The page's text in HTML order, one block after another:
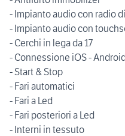
- Impianto audio con radio
- Impianto audio con
- Cerchi in lega da 17
- Connessione iOS -
- Start & Stop
- Fari automatici
- Fari a Led
- Fari posteriori a Led
- Interni in tessuto